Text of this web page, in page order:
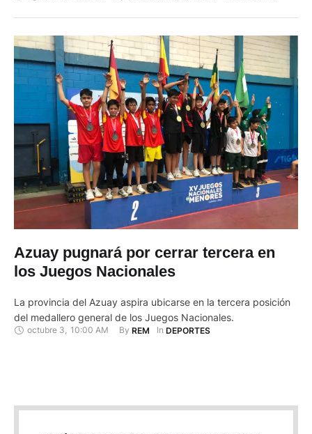
concluye la próxima semana. Patinaje de velocidad: Azuay
Azuay pugnará por cerrar tercera en
los Juegos Nacionales
La provincia del Azuay aspira ubicarse en la tercera posición
del medallero general de los Juegos Nacionales.
octubre 3, 10:00 AM By REM In DEPORTES